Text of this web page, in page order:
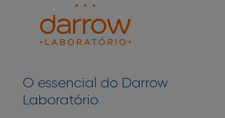
O essencial do Darrow
Laboratório